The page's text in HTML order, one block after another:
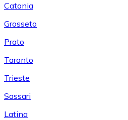
Catania
Grosseto
Prato
Taranto
Trieste
Sassari
Latina